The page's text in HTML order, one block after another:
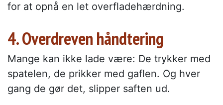
for at opnå en let overfladehærdning.
4. Overdreven håndtering
Mange kan ikke lade være: De trykker med
spatelen, de prikker med gaflen. Og hver
gang de gør det, slipper saften ud.